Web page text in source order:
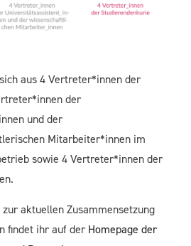
aus 4 Vertreter*innen der
der
und der
Mitarbeiter*innen im
sowie 4 Vertreter*innen der
aktuellen Zusammensetzung
findet ihr auf der Homepage der